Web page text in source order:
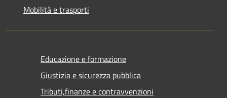
Mobilità e trasporti
Educazione e formazione
Giustizia e sicurezza pubblica
Tributi,finanze e contravvenzioni